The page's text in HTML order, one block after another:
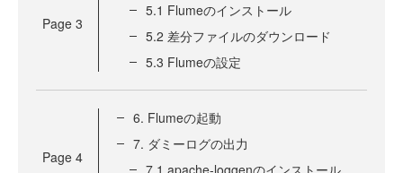
Page 3
5.1 Flumeのインストール
5.2 差分ファイルのダウンロード
5.3 Flumeの設定
Page 4
6. Flumeの起動
7. ダミーログの出力
7.1 apache-loggenのインストール